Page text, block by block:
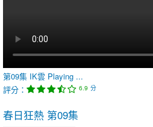
第09集 IK雲 Playing ...
評分：
6.9 分
春日狂熱 第09集